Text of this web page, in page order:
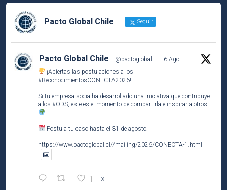
Pacto Global Chile Seguir
Pacto Global Chile @pactoglobal ·
6 Ago
¡Abiertas las postulaciones a los
#ReconocimientosCONECTA2026!
Si tu empresa socia ha desarrollado una iniciativa que contribuye
a los #ODS , este es el momento de compartirla e inspirar a otros.
Postula tu caso hasta el 31 de agosto.
https://www.pactoglobal.cl//mailing/2026/CONECTA-1.html
1 X